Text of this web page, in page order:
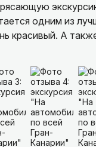
одним из
красивый. А